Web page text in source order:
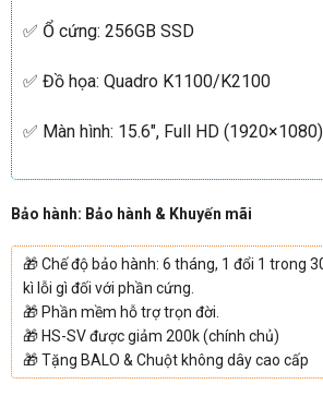
✅ Ổ cứng: 256GB SSD
✅ Đồ họa: Quadro K1100/K2100
✅ Màn hình: 15.6″, Full HD (1920×1080)
Bảo hành: Bảo hành & Khuyến mãi
🎁Chế độ bảo hành: 6 tháng, 1 đổi 1 trong
kì lỗi gì đối với phần cứng.
🎁 Phần mềm hỗ trợ trọn đời.
🎁 HS-SV được giảm 200k (chính chủ)
🎁Tặng BALO & Chuột không dây cao cấp